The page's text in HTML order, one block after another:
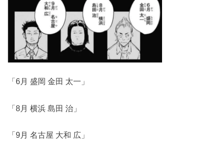
「6月 盛岡 金田 太一」
「8月 横浜 島田 治」
「9月 名古屋 大和 広」